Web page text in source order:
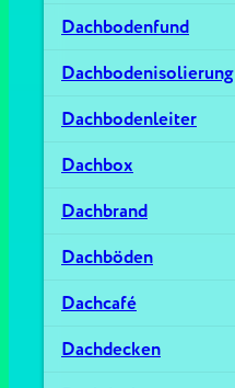
Dachbodenfund
Dachbodenisolierung
Dachbodenleiter
Dachbox
Dachbrand
Dachböden
Dachcafé
Dachdecken